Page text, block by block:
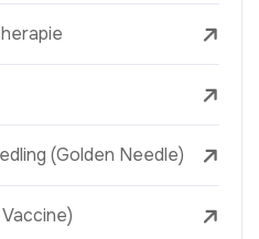
(Golden Needle)